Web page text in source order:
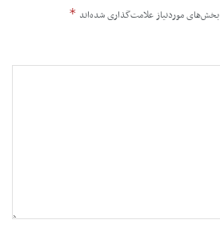
بخش‌های موردنیاز علامت‌گذاری شده‌اند *